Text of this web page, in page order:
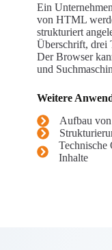
Ein
von HTML
strukturiert
Überschrift, drei
Der Browser
und
Weitere
Aufbau
Technische
Inhalte